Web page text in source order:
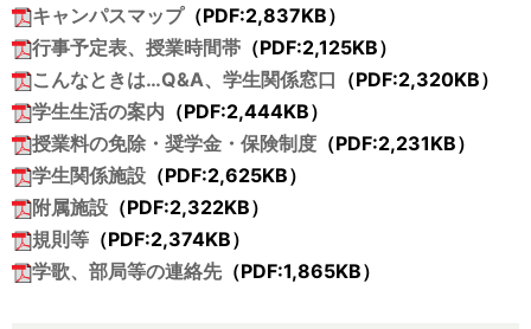
キャンパスマップ（PDF:2,837KB）
行事予定表、授業時間帯 （PDF:2,125KB）
こんなときは…Q&A、学生関係窓口 （PDF:2,320KB）
学生生活の案内 （PDF:2,444KB）
授業料の免除・奨学金・保険制度 （PDF:2,231KB）
学生関係施設 （PDF:2,625KB）
附属施設 （PDF:2,322KB）
規則等 （PDF:2,374KB）
学歌、部局等の連絡先（PDF:1,865KB）